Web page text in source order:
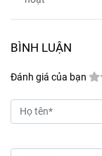
BÌNH LUẬN
Đánh giá của bạn